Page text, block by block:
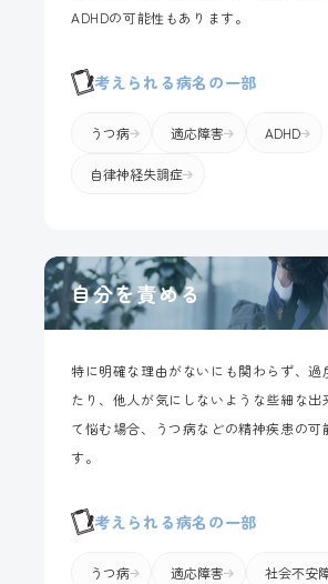
ADHDの可能性もあります。
考えられる病名の一部
うつ病 適応障害 ADHD
自律神経失調症
特に明確な理由がないにも関わらず、過
たり、他人が気にしないような些細な出
て悩む場合、うつ病などの精神疾患の可
す。
考えられる病名の一部
うつ病 適応障害 社会不安
自分を責める